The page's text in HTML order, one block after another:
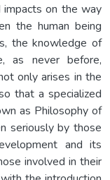
impacts on the way
the human being
the knowledge of
as never before,
only arises in the
that a specialized
as Philosophy of
seriously by those
and its
involved in their